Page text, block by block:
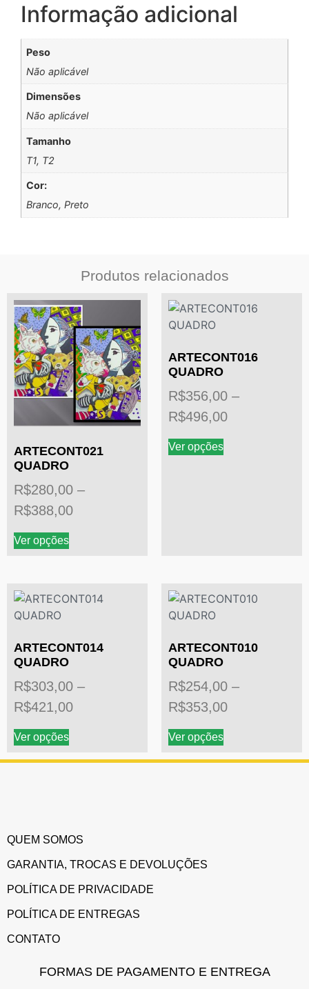
Informação adicional
Peso
Não aplicável
Dimensões
Não aplicável
Tamanho
T1, T2
Cor:
Branco, Preto
Produtos relacionados
ARTECONT021
QUADRO
R$280,00 –
R$388,00
Ver opções
ARTECONT016
QUADRO
R$356,00 –
R$496,00
Ver opções
ARTECONT014
QUADRO
R$303,00 –
R$421,00
Ver opções
ARTECONT010
QUADRO
R$254,00 –
R$353,00
Ver opções
QUEM SOMOS
GARANTIA, TROCAS E DEVOLUÇÕES
POLÍTICA DE PRIVACIDADE
POLÍTICA DE ENTREGAS
CONTATO
FORMAS DE PAGAMENTO E ENTREGA